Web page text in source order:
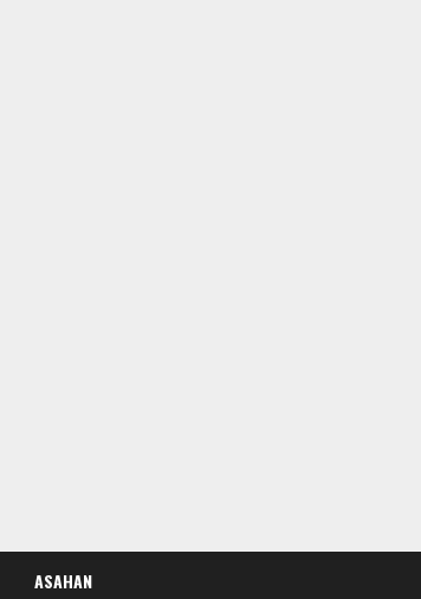
ASAHAN